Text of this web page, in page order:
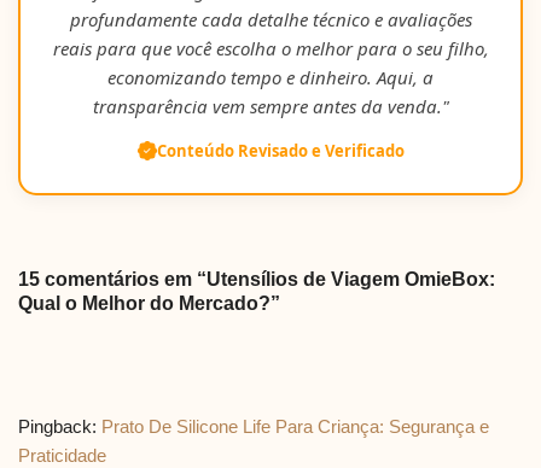
profundamente cada detalhe técnico e avaliações
reais para que você escolha o melhor para o seu filho,
economizando tempo e dinheiro. Aqui, a
transparência vem sempre antes da venda."
Conteúdo Revisado e Verificado
15 comentários em “Utensílios de Viagem OmieBox:
Qual o Melhor do Mercado?”
Pingback: Prato De Silicone Life Para Criança: Segurança e
Praticidade